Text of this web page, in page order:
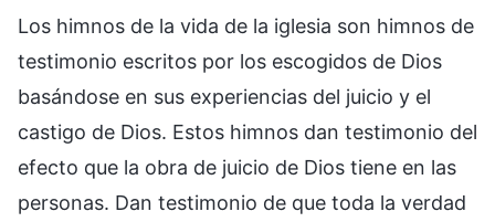
Los himnos de la vida de la iglesia son himnos de
testimonio escritos por los escogidos de Dios
basándose en sus experiencias del juicio y el
castigo de Dios. Estos himnos dan testimonio del
efecto que la obra de juicio de Dios tiene en las
personas. Dan testimonio de que toda la verdad